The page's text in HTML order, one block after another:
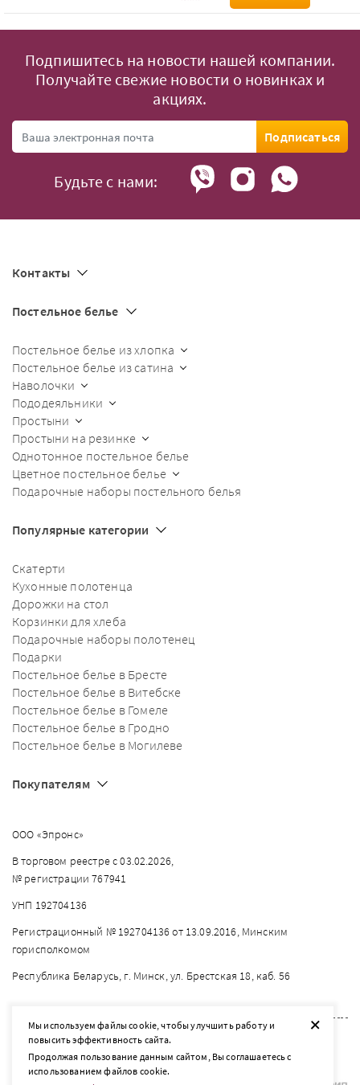
+
Мы используем файлы cookie, чтобы улучшить работу и
повысить эффективность сайта.
Продолжая пользование данным сайтом, Вы соглашаетесь с
использованием файлов cookie.
Подпишитесь на новости нашей компании.
Получайте свежие новости о новинках и
акциях.
Подписаться
Будьте с нами:
Контакты
Постельное белье
Постельное белье из хлопка
Постельное белье из сатина
Наволочки
Пододеяльники
Простыни
Простыни на резинке
Однотонное постельное белье
Цветное постельное белье
Подарочные наборы постельного белья
Популярные категории
Скатерти
Кухонные полотенца
Дорожки на стол
Корзинки для хлеба
Подарочные наборы полотенец
Подарки
Постельное белье в Бресте
Постельное белье в Витебске
Постельное белье в Гомеле
Постельное белье в Гродно
Постельное белье в Могилеве
Покупателям
ООО «Эпронс»
В торговом реестре с 03.02.2026,
№ регистрации 767941
УНП 192704136
Регистрационный № 192704136 от 13.09.2016, Минским
горисполкомом
Республика Беларусь, г. Минск, ул. Брестская 18, каб. 56
2026 © listelle.by
Разработка сайта — SLAM